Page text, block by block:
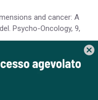
and cancer: A
Psycho-Oncology, 9,
cancel